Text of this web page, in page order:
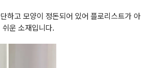
하고 모양이 정돈되어 있어 플로리스트가 아
운 소재입니다.